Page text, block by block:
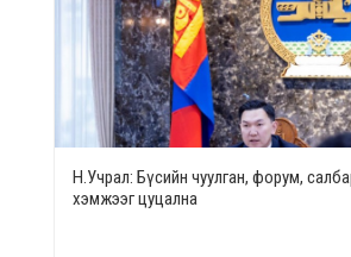
Н.Учрал: Бүсийн чуулган, форум,
хэмжээг цуцална